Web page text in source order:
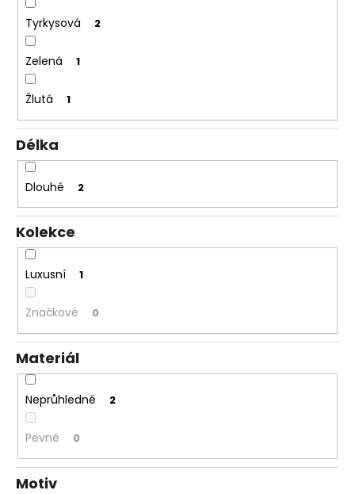
Tyrkysová 2
Zelená 1
Žlutá 1
Délka
Dlouhé 2
Kolekce
Luxusní 1
Značkové 0
Materiál
Neprůhledné 2
Pevné 0
Motiv